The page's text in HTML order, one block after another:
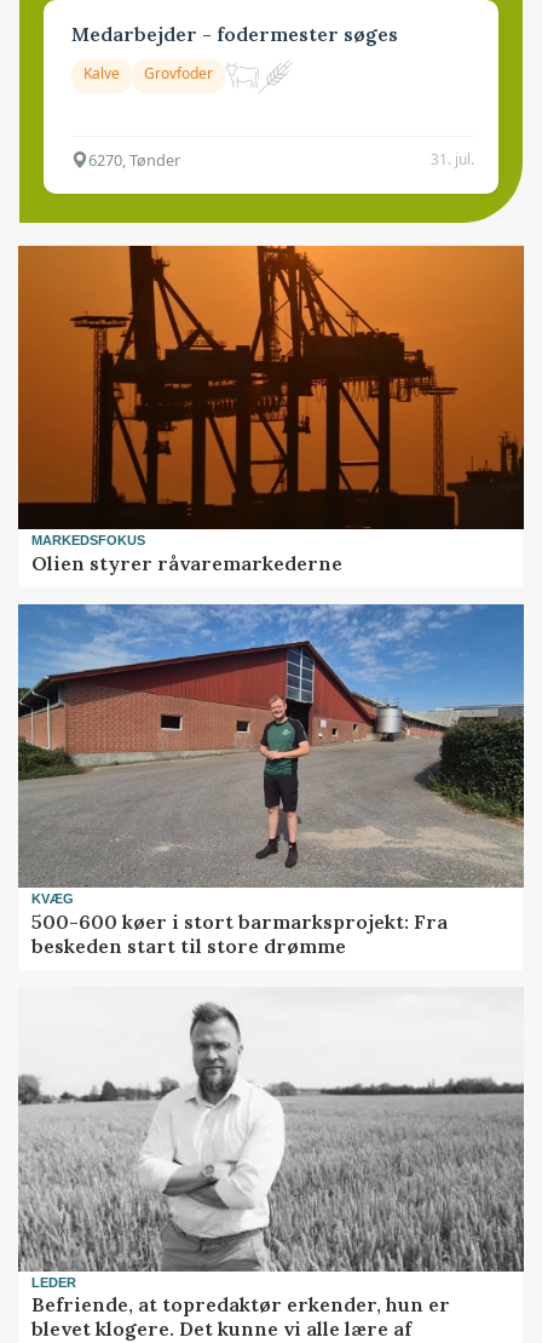
Medarbejder - fodermester søges
Kalve Grovfoder
6270, Tønder 31. jul.
MARKEDSFOKUS
Olien styrer råvaremarkederne
KVÆG
500-600 køer i stort barmarksprojekt: Fra
beskeden start til store drømme
LEDER
Befriende, at topredaktør erkender, hun er
blevet klogere. Det kunne vi alle lære af